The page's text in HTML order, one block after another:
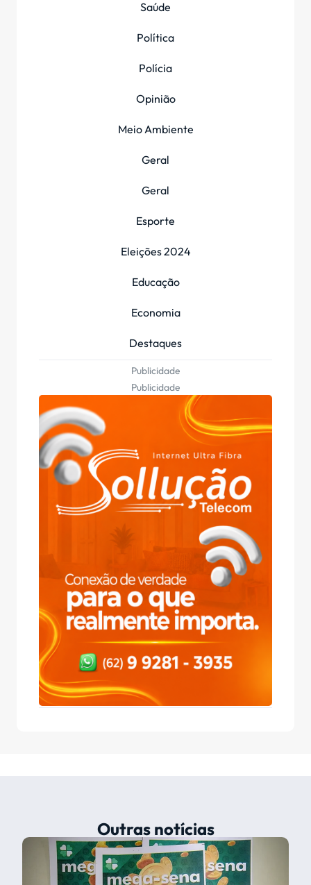
Saúde
Política
Polícia
Opinião
Meio Ambiente
Geral
Geral
Esporte
Eleições 2024
Educação
Economia
Destaques
Publicidade
Publicidade
Outras notícias